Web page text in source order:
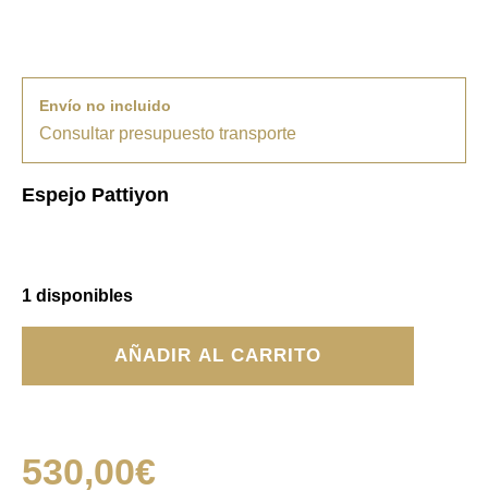
Envío no incluido
Consultar presupuesto transporte
Espejo Pattiyon
1 disponibles
cantidad
AÑADIR AL CARRITO
530,00€